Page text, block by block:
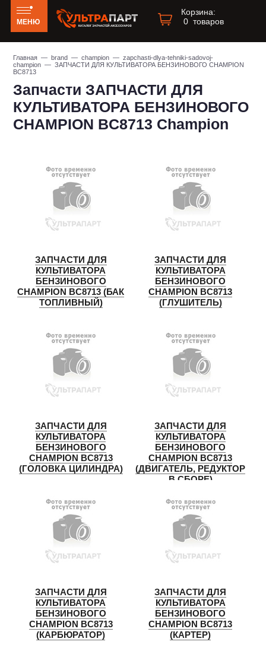
МЕНЮ
Корзина:
0 товаров
Главная —brand —champion —zapchasti-dlya-tehniki-sadovoj-
champion — ЗАПЧАСТИ ДЛЯ КУЛЬТИВАТОРА БЕНЗИНОВОГО CHAMPION
BC8713
Запчасти ЗАПЧАСТИ ДЛЯ
КУЛЬТИВАТОРА БЕНЗИНОВОГО
CHAMPION BC8713 Champion
ЗАПЧАСТИ ДЛЯ
КУЛЬТИВАТОРА
БЕНЗИНОВОГО
CHAMPION BC8713 (БАК
ТОПЛИВНЫЙ)
ЗАПЧАСТИ ДЛЯ
КУЛЬТИВАТОРА
БЕНЗИНОВОГО
CHAMPION BC8713
(ГЛУШИТЕЛЬ)
ЗАПЧАСТИ ДЛЯ
КУЛЬТИВАТОРА
БЕНЗИНОВОГО
CHAMPION BC8713
(ГОЛОВКА ЦИЛИНДРА)
ЗАПЧАСТИ ДЛЯ
КУЛЬТИВАТОРА
БЕНЗИНОВОГО
CHAMPION BC8713
(ДВИГАТЕЛЬ, РЕДУКТОР
В СБОРЕ)
ЗАПЧАСТИ ДЛЯ
КУЛЬТИВАТОРА
БЕНЗИНОВОГО
CHAMPION BC8713
(КАРБЮРАТОР)
ЗАПЧАСТИ ДЛЯ
КУЛЬТИВАТОРА
БЕНЗИНОВОГО
CHAMPION BC8713
(КАРТЕР)